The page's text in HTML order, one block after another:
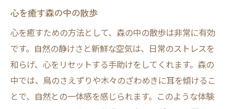
心を癒す森の中の散歩
心を癒すための方法として、森の中の散歩は非常に有効
です。自然の静けさと新鮮な空気は、日常のストレスを
和らげ、心をリセットする手助けをしてくれます。森の
中では、鳥のさえずりや木々のざわめきに耳を傾けるこ
とで、自然との一体感を感じられます。このような体験